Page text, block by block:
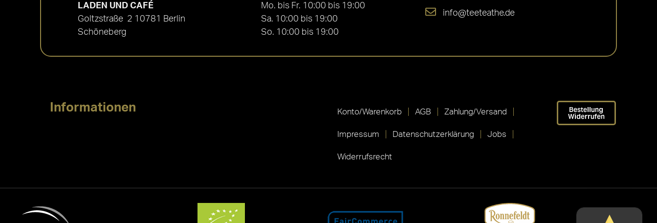
LADEN UND CAFÉ
Goltzstraße 2 10781 Berlin
Schöneberg
Mo. bis Fr. 10:00 bis 19:00
Sa. 10:00 bis 19:00
So. 10:00 bis 19:00
info@teeteathe.de
Informationen Konto/Warenkorb AGB Zahlung/Versand
Impressum Datenschutzerklärung Jobs
Widerrufsrecht
Bestellung
Widerrufen